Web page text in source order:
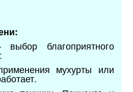
благоприятного
мухурты или